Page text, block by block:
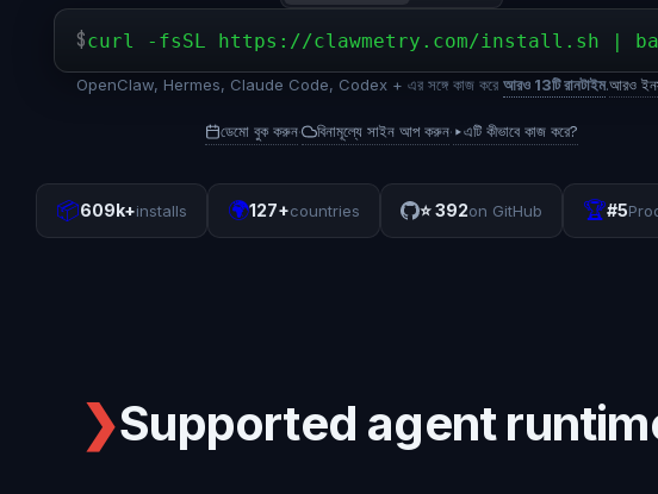
$curl -fsSL https://clawmetry.com/install.sh |
OpenClaw, Hermes, Claude Code, Codex + এর সঙ্গে কাজ করে আরও 13টি রানটাইম.আরও
ডেমো বুক করুন· বিনামূল্যে সাইন আপ করুন· ▸এটি কীভাবে কাজ করে?
📦609k+installs 🌍127+countries ⭐392on GitHub 🏆#5
❯Supported agent